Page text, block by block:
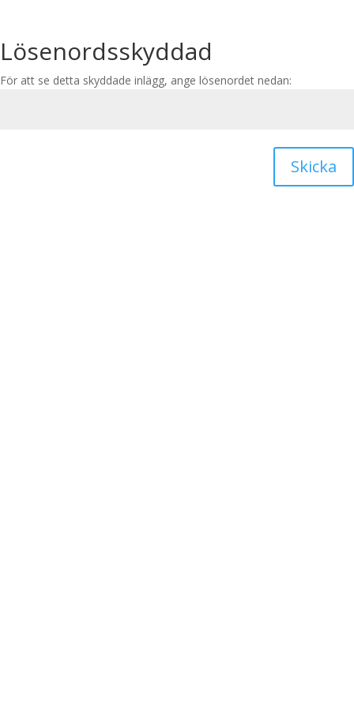
Lösenordsskyddad
För att se detta skyddade inlägg, ange lösenordet nedan:
Skicka